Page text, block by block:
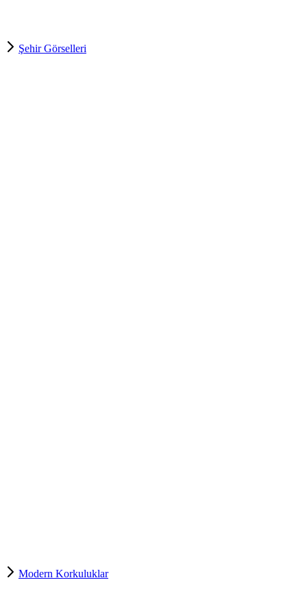
Şehir Görselleri
Modern Korkuluklar